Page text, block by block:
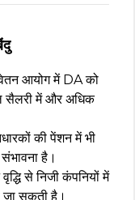
आयोग में DA को
सैलरी में और अधिक
की पेंशन में भी
है।
से निजी कंपनियों में
जा सकती है।